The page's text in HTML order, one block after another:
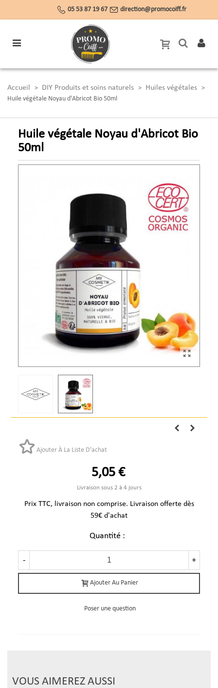
05 53 87 19 67 direction@promocoiff.fr
Accueil > DIY Produits et soins naturels > Huiles végétales >
Huile végétale Noyau d'Abricot Bio 50ml
Huile végétale Noyau d'Abricot Bio
50ml
Ajouter À La Liste D'achat
5,05 €
Livraison sous 2 à 4 jours
Prix TTC, livraison non comprise. Livraison offerte dès
59€ d'achat
Quantité :
- +
Ajouter Au Panier
Poser une question
VOUS AIMEREZ AUSSI